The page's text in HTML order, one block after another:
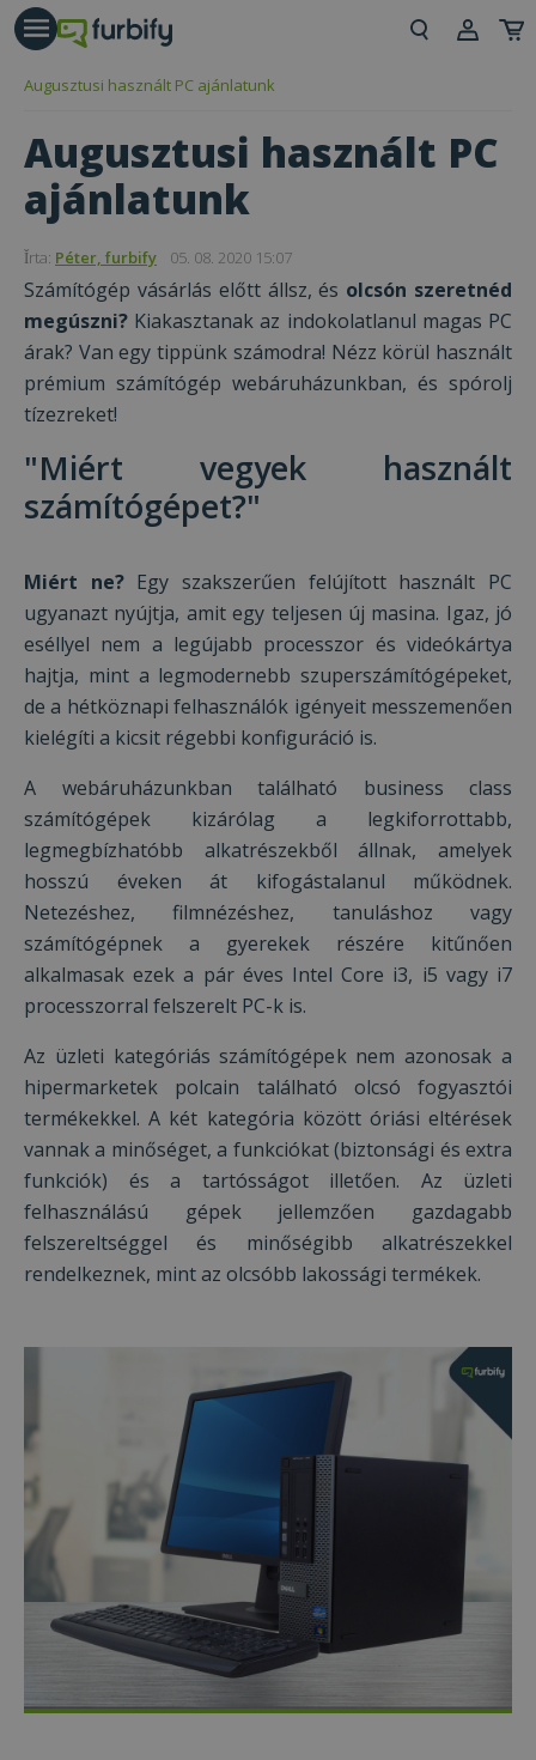
Augusztusi használt PC ajánlatunk
Augusztusi használt PC
ajánlatunk
Ǐrta: Péter, furbify 05. 08. 2020 15:07
Számítógép vásárlás előtt állsz, és olcsón szeretnéd
megúszni? Kiakasztanak az indokolatlanul magas PC
árak? Van egy tippünk számodra! Nézz körül használt
prémium számítógép webáruházunkban, és spórolj
tízezreket!
"Miért vegyek használt
számítógépet?"
Miért ne?Egy szakszerűen felújított használt PC
ugyanazt nyújtja, amit egy teljesen új masina. Igaz, jó
eséllyel nem a legújabb processzor és videókártya
hajtja, mint a legmodernebb szuperszámítógépeket,
de a hétköznapi felhasználók igényeit messzemenően
kielégíti a kicsit régebbi konfiguráció is.
A webáruházunkban található business class
számítógépek kizárólag a legkiforrottabb,
legmegbízhatóbb alkatrészekből állnak, amelyek
hosszú éveken át kifogástalanul működnek.
Netezéshez, filmnézéshez, tanuláshoz vagy
számítógépnek a gyerekek részére kitűnően
alkalmasak ezek a pár éves Intel Core i3, i5 vagy i7
processzorral felszerelt PC-k is.
Az üzleti kategóriás számítógépek nem azonosak a
hipermarketek polcain található olcsó fogyasztói
termékekkel. A két kategória között óriási eltérések
vannak a minőséget, a funkciókat (biztonsági és extra
funkciók) és a tartósságot illetően. Az üzleti
felhasználású gépek jellemzően gazdagabb
felszereltséggel és minőségibb alkatrészekkel
rendelkeznek, mint az olcsóbb lakossági termékek.
gomb